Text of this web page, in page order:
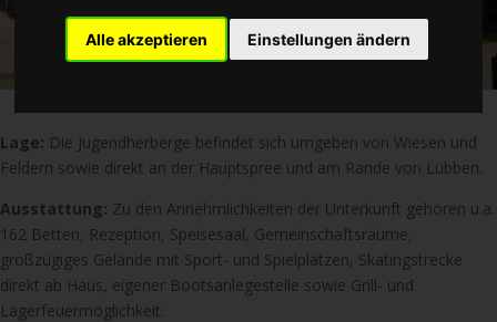
Alle akzeptieren Einstellungen ändern
Lage: Die Jugendherberge befindet sich umgeben von Wiesen und
Feldern sowie direkt an der Hauptspree und am Rande von Lübben.
Ausstattung: Zu den Annehmlichkeiten der Unterkunft gehören u.a.
162 Betten, Rezeption, Speisesaal, Gemeinschaftsräume,
großzügiges Gelände mit Sport- und Spielplätzen, Skatingstrecke
direkt ab Haus, eigener Bootsanlegestelle sowie Grill- und
Lagerfeuermöglichkeit.